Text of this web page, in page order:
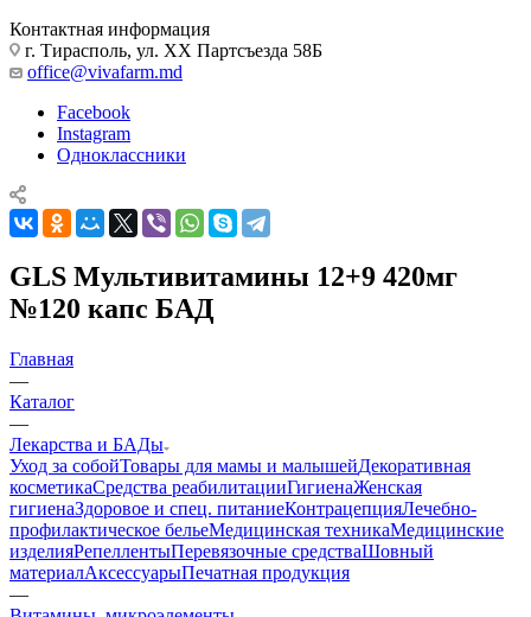
Контактная информация
г. Тирасполь, ул. ХХ Партсъезда 58Б
office@vivafarm.md
Facebook
Instagram
Одноклассники
GLS Мультивитамины 12+9 420мг
№120 капс БАД
Главная
—
Каталог
—
Лекарства и БАДы
Уход за собойТовары для мамы и малышейДекоративная
косметикаСредства реабилитацииГигиенаЖенская
гигиенаЗдоровое и спец. питаниеКонтрацепцияЛечебно-
профилактическое бельеМедицинская техникаМедицинские
изделияРепеллентыПеревязочные средстваШовный
материалАксессуарыПечатная продукция
—